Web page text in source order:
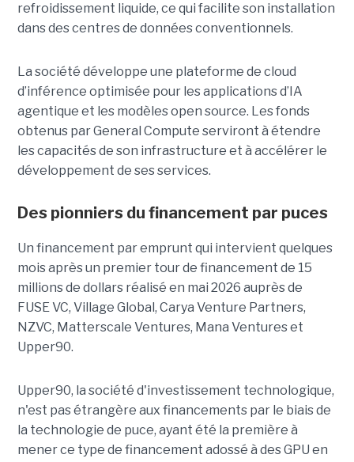
refroidissement liquide, ce qui facilite son installation
dans des centres de données conventionnels.
La société développe une plateforme de cloud
d’inférence optimisée pour les applications d’IA
agentique et les modèles open source. Les fonds
obtenus par General Compute serviront à étendre
les capacités de son infrastructure et à accélérer le
développement de ses services.
Des pionniers du financement par puces
Un financement par emprunt qui intervient quelques
mois après un premier tour de financement de 15
millions de dollars réalisé en mai 2026 auprès de
FUSE VC, Village Global, Carya Venture Partners,
NZVC, Matterscale Ventures, Mana Ventures et
Upper90.
Upper90, la société d'investissement technologique,
n'est pas étrangère aux financements par le biais de
la technologie de puce, ayant été la première à
mener ce type de financement adossé à des GPU en